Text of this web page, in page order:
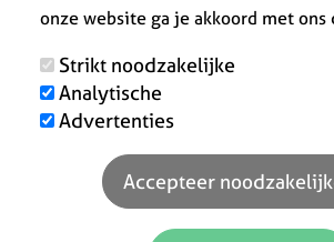
onze website ga je akkoord met
Strikt noodzakelijke
Analytische
Advertenties